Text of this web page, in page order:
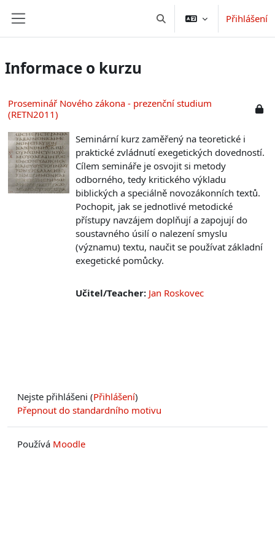
Přepnout vyhledáváníPřihlášení
Informace o kurzu
Proseminář Nového zákona - prezenční studium
(RETN2011)
Seminární kurz zaměřený na teoretické i
praktické zvládnutí exegetických dovedností.
Cílem semináře je osvojit si metody
odborného, tedy kritického výkladu
biblických a speciálně novozákonních textů.
Pochopit, jak se jednotlivé metodické
přístupy navzájem doplňují a zapojují do
soustavného úsilí o nalezení smyslu
(významu) textu, naučit se používat základní
exegetické pomůcky.
Učitel/Teacher: Jan Roskovec
Nejste přihlášeni (Přihlášení)
Přepnout do standardního motivu
Používá Moodle